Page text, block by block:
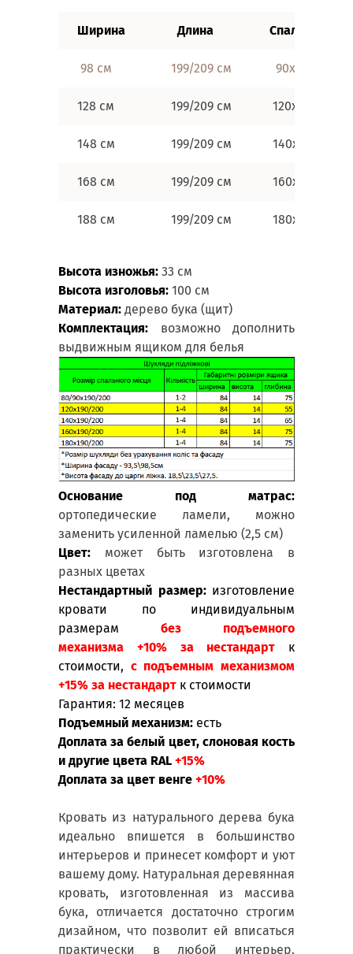
Ширина Длина Спальные
98 см 199/209 см 90х190/200
128 см 199/209 см 120х190/200
148 см 199/209 см 140х190/200
168 см 199/209 см 160х190/200
188 см 199/209 см 180х190/200
Высота изножья: 33 см
Высота изголовья: 100 см
Материал: дерево бука (щит)
Комплектация: возможно дополнить
выдвижным ящиком для белья
Основание под матрас:
ортопедические ламели, можно
заменить усиленной ламелью (2,5 см)
Цвет:
может быть изготовлена в
разных цветах
Нестандартный размер: изготовление
кровати по индивидуальным
размерам без подъемного
механизма +10% за нестандарт к
стоимости, с подъемным механизмом
+15% за нестандарт к стоимости
Гарантия: 12 месяцев
Подъемный механизм: есть
Доплата за белый цвет, слоновая кость
и другие цвета RAL +15%
Доплата за цвет венге +10%
Кровать из натурального дерева бука
идеально впишется в большинство
интерьеров и принесет комфорт и уют
вашему дому. Натуральная деревянная
кровать, изготовленная из массива
бука, отличается достаточно строгим
дизайном, что позволит ей вписаться
практически в любой интерьер.